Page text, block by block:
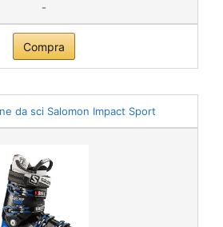
-
Compra
da sci Salomon Impact Sport